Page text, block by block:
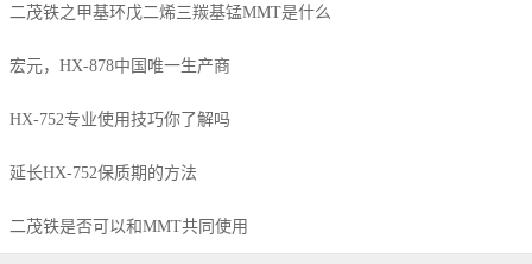
二茂铁之甲基环戊二烯三羰基锰MMT是什么
宏元，HX-878中国唯一生产商
HX-752专业使用技巧你了解吗
延长HX-752保质期的方法
二茂铁是否可以和MMT共同使用